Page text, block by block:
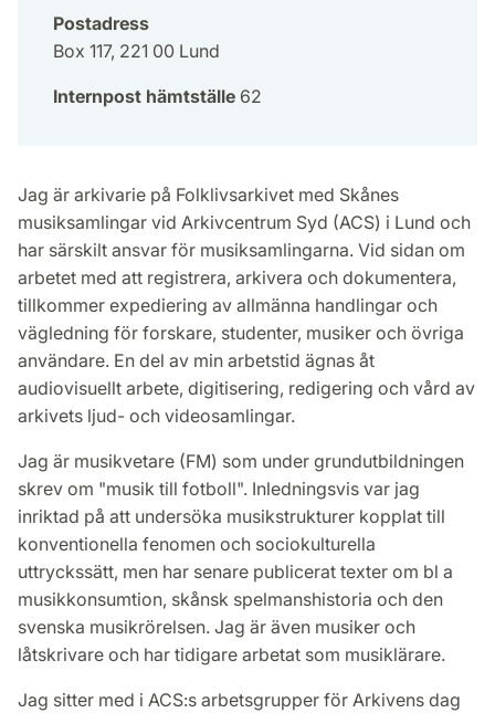
Postadress
Box 117, 221 00 Lund
Internpost hämtställe 62
Jag är arkivarie på Folklivsarkivet med Skånes
musiksamlingar vid Arkivcentrum Syd (ACS) i Lund och
har särskilt ansvar för musiksamlingarna. Vid sidan om
arbetet med att registrera, arkivera och dokumentera,
tillkommer expediering av allmänna handlingar och
vägledning för forskare, studenter, musiker och övriga
användare. En del av min arbetstid ägnas åt
audiovisuellt arbete, digitisering, redigering och vård av
arkivets ljud- och videosamlingar.
Jag är musikvetare (FM) som under grundutbildningen
skrev om "musik till fotboll". Inledningsvis var jag
inriktad på att undersöka musikstrukturer kopplat till
konventionella fenomen och sociokulturella
uttryckssätt, men har senare publicerat texter om bl a
musikkonsumtion, skånsk spelmanshistoria och den
svenska musikrörelsen. Jag är även musiker och
låtskrivare och har tidigare arbetat som musiklärare.
Jag sitter med i ACS:s arbetsgrupper för Arkivens dag